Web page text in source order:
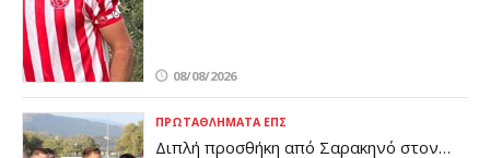
08/08/2026
ΠΡΩΤΑΘΛΉΜΑΤΑ ΕΠΣ
Διπλή προσθήκη από Σαρακηνό στον